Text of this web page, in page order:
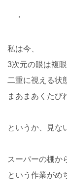
・
私は今、
3次元の眼は複
二重に視える状
まあまあくたび
というか、見な
スーパーの棚か
という作業がめ